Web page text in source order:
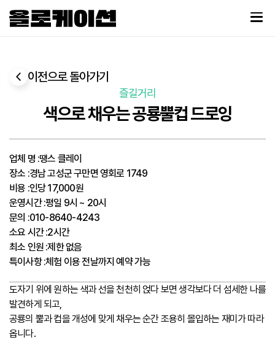
이전으로 돌아가기
즐길거리
색으로 채우는 공룡뿔컵 드로잉
업체 명 :땡스 클레이
장소 :경남 고성군 구만면 영회로 1749
비용 :인당 17,000원
운영시간:평일 9시 ~ 20시
문의 :010-8640-4243
소요 시간:2시간
최소 인원 :제한 없음
특이사항:체험 이용 전날까지 예약 가능
도자기 위에 원하는 색과 선을 천천히 얹다 보면 생각보다 더 섬세한 나를
발견하게 되고,
공룡의 뿔과 컵을 개성에 맞게 채우는 순간 조용히 몰입하는 재미가 따라
옵니다.